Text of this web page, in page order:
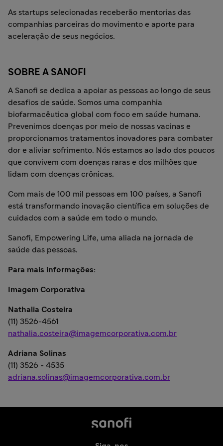
As startups selecionadas receberão mentorias das
companhias parceiras do movimento e aporte para
aceleração de seus negócios.
SOBRE A SANOFI
A Sanofi se dedica a apoiar as pessoas ao longo de seus
desafios de saúde. Somos uma companhia
biofarmacêutica global com foco em saúde humana.
Prevenimos doenças por meio de nossas vacinas e
proporcionamos tratamentos inovadores para combater
dor e aliviar sofrimento. Nós estamos ao lado dos poucos
que convivem com doenças raras e dos milhões que
lidam com doenças crônicas.
Com mais de 100 mil pessoas em 100 países, a Sanofi
está transformando inovação científica em soluções de
cuidados com a saúde em todo o mundo.
Sanofi, Empowering Life, uma aliada na jornada de
saúde das pessoas.
Para mais informações:
Imagem Corporativa
Nathalia Costeira
(11) 3526-4561
nathalia.costeira@imagemcorporativa.com.br
Adriana Solinas
(11) 3526 - 4535
adriana.solinas@imagemcorporativa.com.br